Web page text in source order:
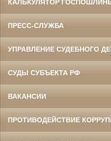
КАЛЬКУЛЯТОР
ПРЕСС-СЛУЖБА
УПРАВЛЕНИЕ СУДЕБНОГО
СУДЫ СУБЪЕКТА РФ
ВАКАНСИИ
ПРОТИВОДЕЙСТВИЕ